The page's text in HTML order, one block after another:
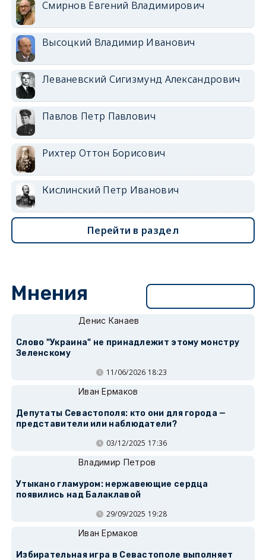
Смирнов Евгений Владимирович
Высоцкий Владимир Иванович
Леваневский Сигизмунд Александрович
Павлов Петр Павлович
Рихтер Оттон Борисович
Кислинский Петр Иванович
Перейти в раздел
Мнения
Денис Канаев
Слово "Украина" не принадлежит этому монстру
Зеленскому
11/06/2026 18:23
Иван Ермаков
Депутаты Севастополя: кто они для города —
представители или наблюдатели?
03/12/2025 17:36
Владимир Петров
Утыкано гламуром: нержавеющие сердца
появились над Балаклавой
29/09/2025 19:28
Иван Ермаков
Избирательная игра в Севастополе выполняет